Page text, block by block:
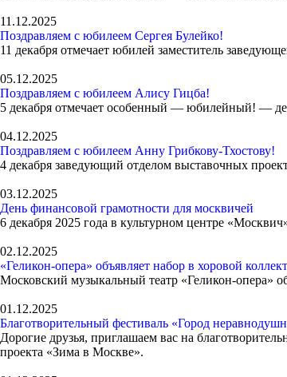
11.12.2025
Поздравляем с юбилеем Сергея Булейко!
11 декабря отмечает юбилей заместитель
05.12.2025
Поздравляем с юбилеем Алису Гицба!
5 декабря отмечает особенный — юбилейный! —
04.12.2025
Поздравляем с юбилеем Анну Грибкову-Тхостову!
4 декабря заведующий отделом выставочных
03.12.2025
День финансовой грамотности для москвичей
6 декабря 2025 года в культурном центре
02.12.2025
«Геликон-опера» объявляет набор в хоровой
Московский музыкальный театр «Геликон-опера»
01.12.2025
Благотворительный фестиваль «Город
Дорогие друзья, приглашаем вас на
проекта «Зима в Москве».